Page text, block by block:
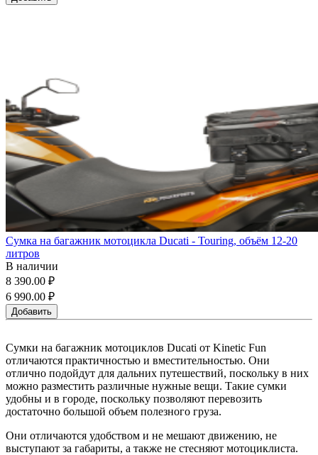
Сумка на багажник мотоцикла Ducati - Touring, объём 12-20
литров
В наличии
8 390.00 ₽
6 990.00 ₽
Добавить
Сумки на багажник мотоциклов Ducati от Kinetic Fun
отличаются практичностью и вместительностью. Они
отлично подойдут для дальних путешествий, поскольку в них
можно разместить различные нужные вещи. Такие сумки
удобны и в городе, поскольку позволяют перевозить
достаточно большой объем полезного груза.
Они отличаются удобством и не мешают движению, не
выступают за габариты, а также не стесняют мотоциклиста.